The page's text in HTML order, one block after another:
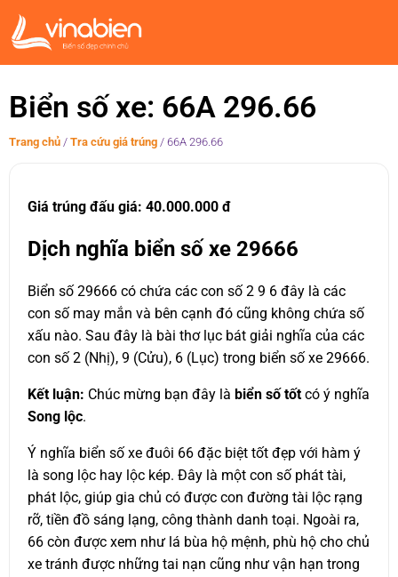
Biển số xe: 66A 296.66
Trang chủ / Tra cứu giá trúng / 66A 296.66
Giá trúng đấu giá: 40.000.000 đ
Dịch nghĩa biển số xe 29666
Biển số 29666 có chứa các con số 2 9 6 đây là các
con số may mắn và bên cạnh đó cũng không chứa số
xấu nào. Sau đây là bài thơ lục bát giải nghĩa của các
con số 2 (Nhị), 9 (Cửu), 6 (Lục) trong biển số xe 29666.
Kết luận: Chúc mừng bạn đây là biển số tốt có ý nghĩa
Song lộc.
Ý nghĩa biển số xe đuôi 66 đặc biệt tốt đẹp với hàm ý
là song lộc hay lộc kép. Đây là một con số phát tài,
phát lộc, giúp gia chủ có được con đường tài lộc rạng
rỡ, tiền đồ sáng lạng, công thành danh toại. Ngoài ra,
66 còn được xem như lá bùa hộ mệnh, phù hộ cho chủ
xe tránh được những tai nạn cũng như vận hạn trong